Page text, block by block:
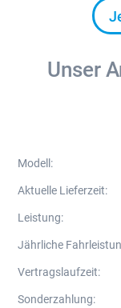
Unser
Modell:
Aktuelle Lieferzeit:
Leistung:
Jährliche
Vertragslaufzeit:
Sonderzahlung: